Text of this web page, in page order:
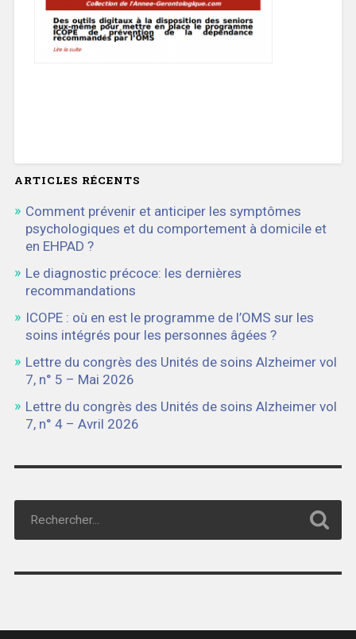
ARTICLES RÉCENTS
Comment prévenir et anticiper les symptômes
psychologiques et du comportement à domicile et
en EHPAD ?
Le diagnostic précoce: les dernières
recommandations
ICOPE : où en est le programme de l’OMS sur les
soins intégrés pour les personnes âgées ?
Lettre du congrès des Unités de soins Alzheimer vol
7, n° 5 – Mai 2026
Lettre du congrès des Unités de soins Alzheimer vol
7, n° 4 – Avril 2026